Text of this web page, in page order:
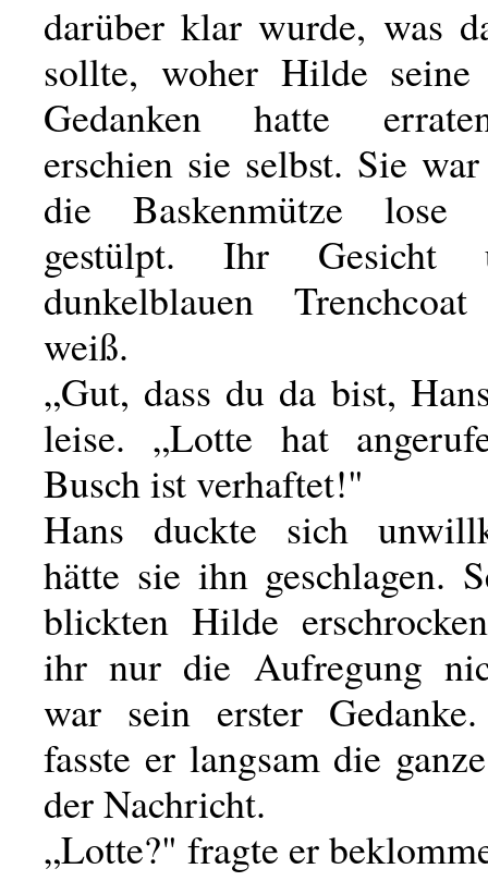
darüber klar wurde, was
sollte, woher Hilde seine
Gedanken hatte
erschien sie selbst. Sie
die Baskenmütze lose
gestülpt. Ihr Gesicht
dunkelblauen
weiß.
„Gut, dass du da bist,
leise. „Lotte hat
Busch ist verhaftet!"
Hans duckte sich
hätte sie ihn geschlagen.
blickten Hilde
ihr nur die Aufregung
war sein erster
fasste er langsam die
der Nachricht.
„Lotte?" fragte er